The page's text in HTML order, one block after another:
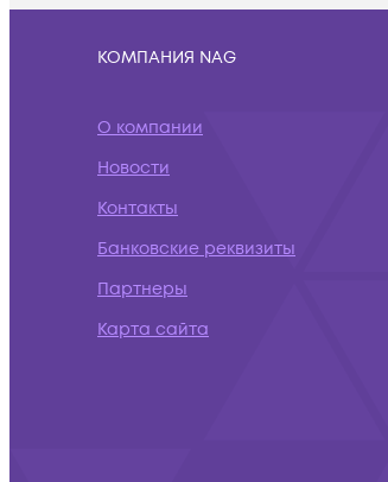
КОМПАНИЯ NAG
О компании
Новости
Контакты
Банковские реквизиты
Партнеры
Карта сайта